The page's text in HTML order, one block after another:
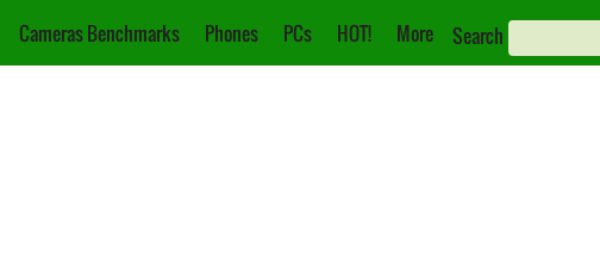
Cameras Benchmarks Phones PCs HOT! More Search